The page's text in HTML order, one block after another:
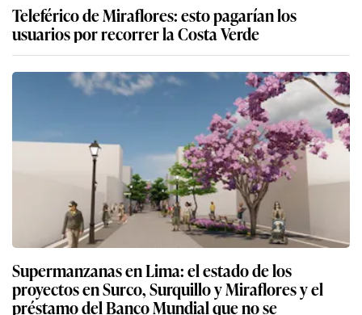
Teleférico de Miraflores: esto pagarían los
usuarios por recorrer la Costa Verde
Supermanzanas en Lima: el estado de los
proyectos en Surco, Surquillo y Miraflores y el
préstamo del Banco Mundial que no se